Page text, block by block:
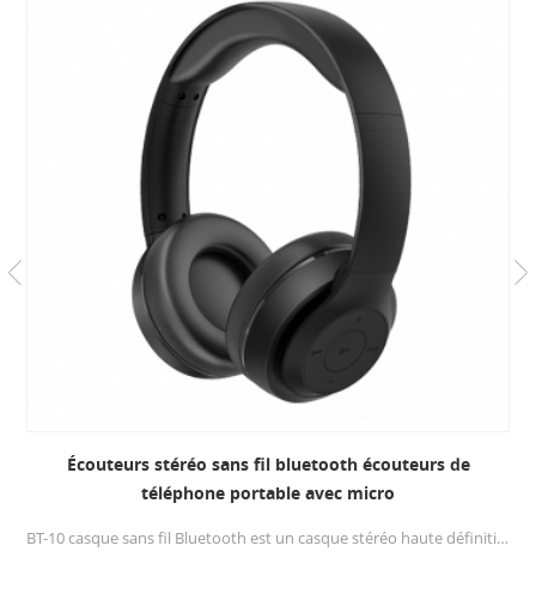
Écouteurs stéréo sans fil bluetooth écouteurs de
téléphone portable avec micro
BT-10 casque sans fil Bluetooth est un casque stéréo haute définition, un logiciel spécialement développé et une technologie de son HD qui vise à diffuser la musique de vos appareils à un tout autre niveau.